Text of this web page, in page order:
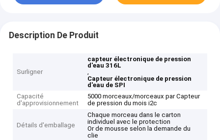
Description De Produit
Surligner
capteur électronique de pression
d'eau 316L
,
Capteur électronique de pression
d'eau de SPI
Capacité
d'approvisionnement
5000 morceaux/morceaux par Capteur
de pression du mois i2c
Détails d'emballage
Chaque morceau dans le carton
individuel avec le protection
Or de mousse selon la demande du
clie